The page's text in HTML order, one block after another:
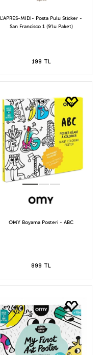
L'APRES-MIDI- Posta Pulu Sticker -
San Francisco 1 (9'lu Paket)
199 TL
OMY Boyama Posteri - ABC
899 TL